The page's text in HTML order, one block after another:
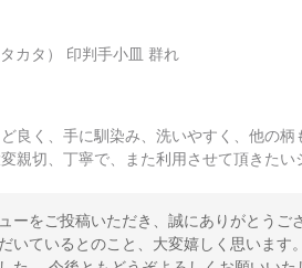
カタ） 印判手小皿 群れ
良く、手に馴染み、洗いやすく、他の
親切、丁寧で、また利用させて頂きたい
ーをご投稿いただき、誠にありがとうご
いているとのこと、大変嬉しく思います